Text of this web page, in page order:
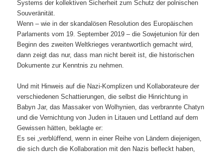
Systems der kollektiven Sicherheit zum Schutz der polnischen
Souveränität.
Wenn – wie in der skandalösen Resolution des Europäischen
Parlaments vom 19. September 2019 – die Sowjetunion für den
Beginn des zweiten Weltkrieges verantwortlich gemacht wird,
dann zeigt das nur, dass man nicht bereit ist, die historischen
Dokumente zur Kenntnis zu nehmen.
Und mit Hinweis auf die Nazi-Komplizen und Kollaborateure der
verschiedenen Schattierungen, die selbst die Hinrichtung in
Babyn Jar, das Massaker von Wolhynien, das verbrannte Chatyn
und die Vernichtung von Juden in Litauen und Lettland auf dem
Gewissen hätten, beklagte er:
Es sei „verblüffend, wenn in einer Reihe von Ländern diejenigen,
die sich durch die Kollaboration mit den Nazis befleckt haben,